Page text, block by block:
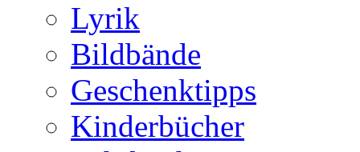
Lyrik
Bildbände
Geschenktipps
Kinderbücher